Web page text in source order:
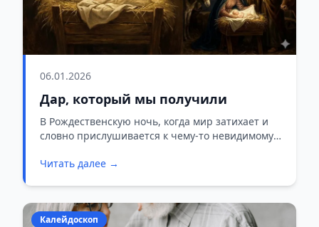
06.01.2026
Дар, который мы получили
В Рождественскую ночь, когда мир затихает и
словно прислушивается к чему-то невидимому,
посмотреть вокруг — и позволить себе
Читать далее →
Калейдоскоп